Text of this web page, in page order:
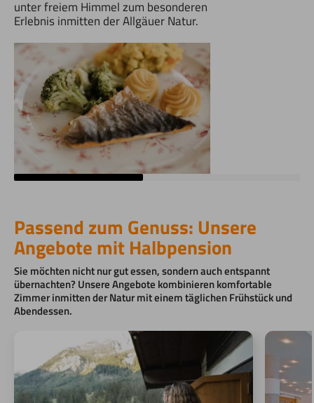
unter freiem Himmel zum besonderen
Erlebnis inmitten der Allgäuer Natur.
Passend zum Genuss: Unsere
Angebote mit Halbpension
Sie möchten nicht nur gut essen, sondern auch entspannt
übernachten? Unsere Angebote kombinieren komfortable
Zimmer inmitten der Natur mit einem täglichen Frühstück und
Abendessen.